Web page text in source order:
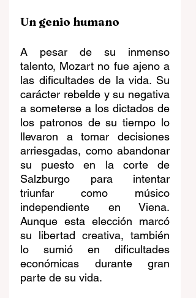
Un genio humano
A pesar de su inmenso
talento, Mozart no fue ajeno a
las dificultades de la vida. Su
carácter rebelde y su negativa
a someterse a los dictados de
los patronos de su tiempo lo
llevaron a tomar decisiones
arriesgadas, como abandonar
su puesto en la corte de
Salzburgo para intentar
triunfar como músico
independiente en Viena.
Aunque esta elección marcó
su libertad creativa, también
lo sumió en dificultades
económicas durante gran
parte de su vida.